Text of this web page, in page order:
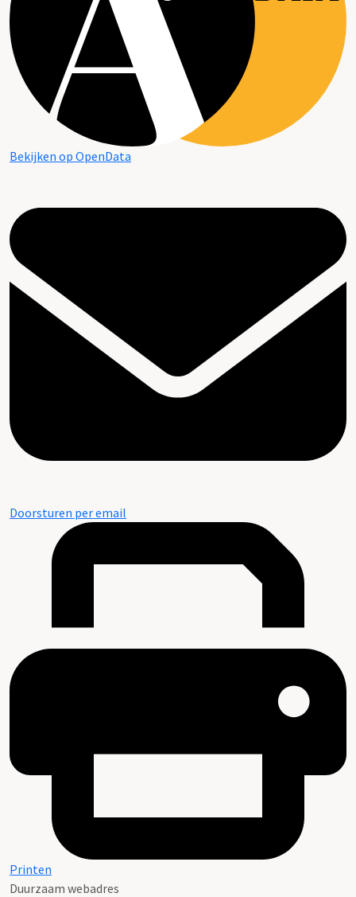
Bekijken op OpenData
Doorsturen per email
Printen
Duurzaam webadres